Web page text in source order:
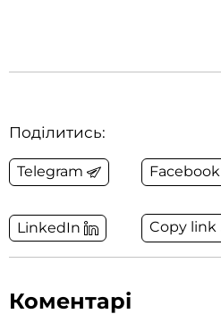
Поділитись:
Telegram Facebook
LinkedIn Copy link
Коментарі